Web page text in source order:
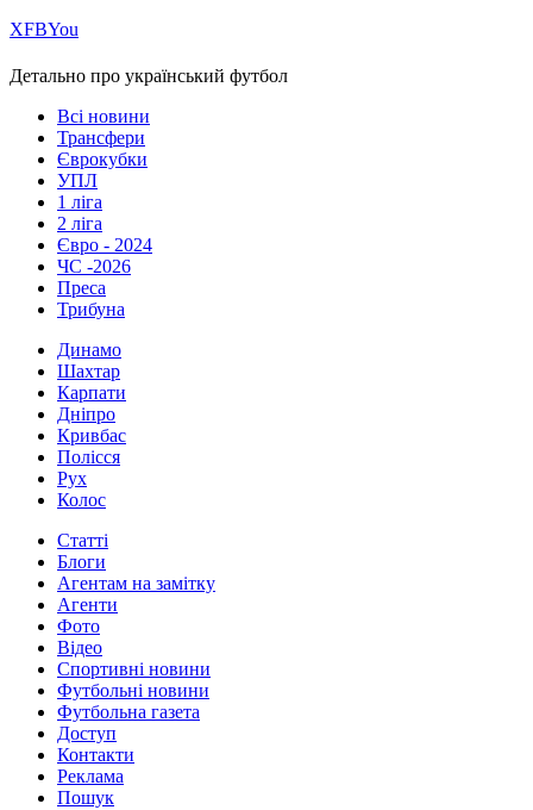
ХFBYou
Детально про український футбол
Всі новини
Трансфери
Єврокубки
УПЛ
1 ліга
2 ліга
Євро - 2024
ЧС -2026
Преса
Трибуна
Динамо
Шахтар
Карпати
Дніпро
Кривбас
Полісся
Рух
Колос
Статті
Блоги
Агентам на замітку
Агенти
Фото
Відео
Спортивні новини
Футбольні новини
Футбольна газета
Доступ
Контакти
Реклама
Пошук